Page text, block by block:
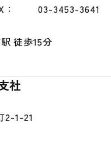
03-3453-3641
徒歩15分
社
2-1-21